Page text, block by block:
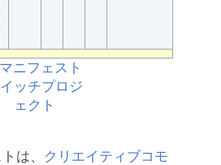
は、
クリエイティブコモ